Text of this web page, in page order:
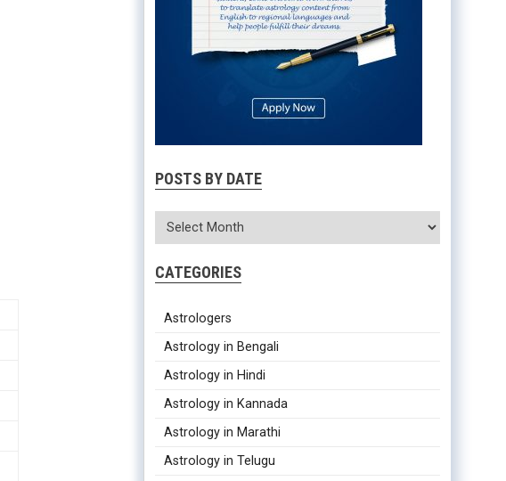
POSTS BY DATE
CATEGORIES
Astrologers
Astrology in Bengali
Astrology in Hindi
Astrology in Kannada
Astrology in Marathi
Astrology in Telugu